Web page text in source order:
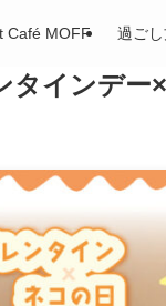
Café MOFF 過ご
インデー